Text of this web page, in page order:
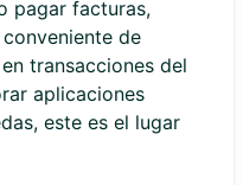
pagar facturas,
de
transacciones del
aplicaciones
este es el lugar